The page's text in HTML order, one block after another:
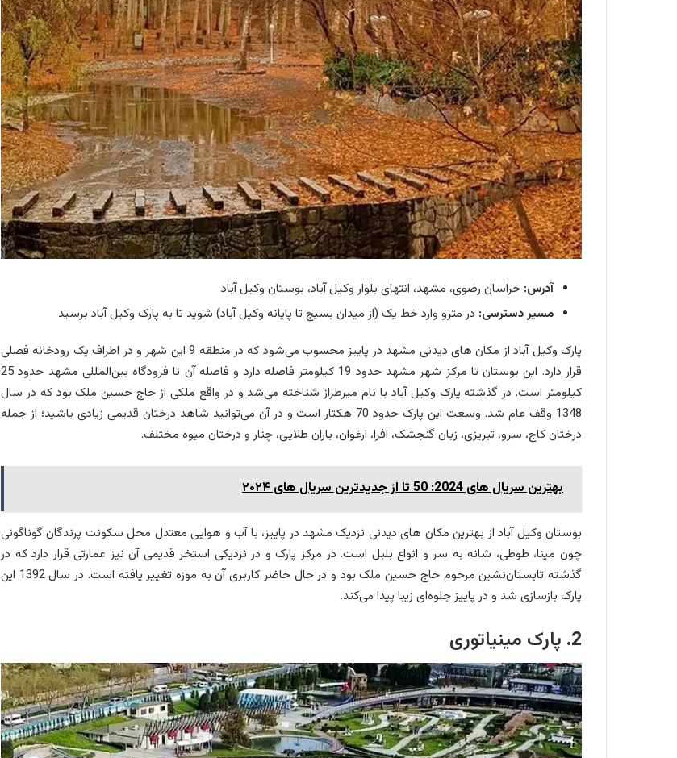
آدرس: خراسان رضوی، مشهد، انتهای بلوار وکیل آباد، بوستان وکیل آباد
مسیر دسترسی: در مترو وارد خط یک (از میدان بسیج تا پایانه وکیل آباد) شوید تا به پارک وکیل آباد برسید
پارک وکیل آباد از مکان های دیدنی مشهد در پاییز محسوب می‌شود که در منطقه 9 این شهر و در اطراف یک رودخانه فصلی
قرار دارد. این بوستان تا مرکز شهر مشهد حدود 19 کیلومتر فاصله دارد و فاصله آن تا فرودگاه بین‌المللی مشهد حدود 25
کیلومتر است. در گذشته پارک وکیل آباد با نام میرطراز شناخته می‌شد و در واقع ملکی از حاج حسین ملک بود که در سال
1348 وقف عام شد. وسعت این پارک حدود 70 هکتار است و در آن می‌توانید شاهد درختان قدیمی زیادی باشید؛ از جمله
درختان کاج، سرو، تبریزی، زبان گنجشک، افرا، ارغوان، باران طلایی، چنار و درختان میوه مختلف.
بهترین سریال های 2024: 50 تا از جدیدترین سریال های ۲۰۲۴
بوستان وکیل آباد از بهترین مکان های دیدنی نزدیک مشهد در پاییز، با آب و هوایی معتدل محل سکونت پرندگان گوناگونی
چون مینا، طوطی، شانه به سر و انواع بلبل است. در مرکز پارک و در نزدیکی استخر قدیمی آن نیز عمارتی قرار دارد که در
گذشته تابستان‌نشین مرحوم حاج حسین ملک بود و در حال حاضر کاربری آن به موزه تغییر یافته است. در سال 1392 این
پارک بازسازی شد و در پاییز جلوه‌ای زیبا پیدا می‌کند.
2. پارک مینیاتوری